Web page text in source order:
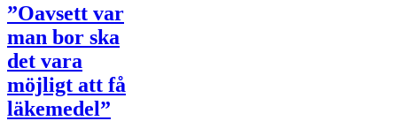
”Oavsett var
man bor ska
det vara
möjligt att få
läkemedel”